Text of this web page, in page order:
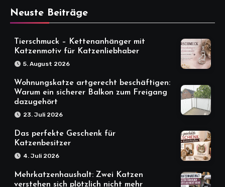
Neuste Beiträge
Tierschmuck – Kettenanhänger mit
Katzenmotiv für Katzenliebhaber
5. August 2026
Wohnungskatze artgerecht beschäftigen:
Warum ein sicherer Balkon zum Freigang
dazugehört
23. Juli 2026
Das perfekte Geschenk für
Katzenbesitzer
4. Juli 2026
Mehrkatzenhaushalt: Zwei Katzen
verstehen sich plötzlich nicht mehr